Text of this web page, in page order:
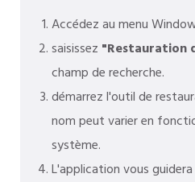
Accédez au menu
saisissez "Restauration
champ de recherche.
démarrez l'outil de
nom peut varier en
système.
L'application vous